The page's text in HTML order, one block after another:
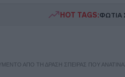
HOT TAGS:ΦΩΤΙΑ
ΑΠΌ ΤΗ ΔΡΆΣΗ ΣΠΕΊΡΑΣ ΠΟΥ